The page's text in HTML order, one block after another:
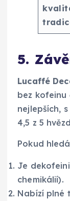
5.
Lucaffé
bez
nejlepších,
4,5 z 5
Pokud
Je
chemikálií).
Nabízí plné